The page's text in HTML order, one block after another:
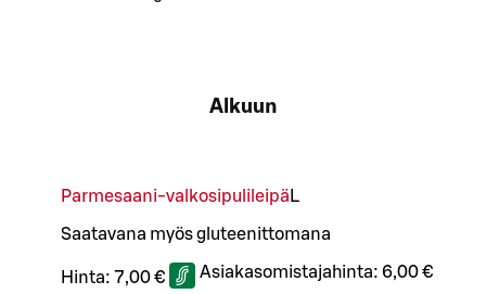
Alkuun
Parmesaani-valkosipulileipä L
Saatavana myös gluteenittomana
Hinta: 7,00 € Asiakasomistajahinta: 6,00 €